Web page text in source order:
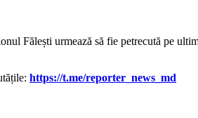
Fălești urmează să fie petrecută pe
https://t.me/reporter_news_md